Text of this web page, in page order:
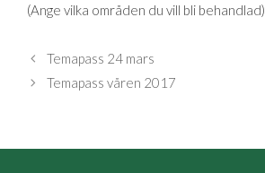
(Ange vilka områden du vill bli behandlad)
Temapass 24 mars
Temapass våren 2017